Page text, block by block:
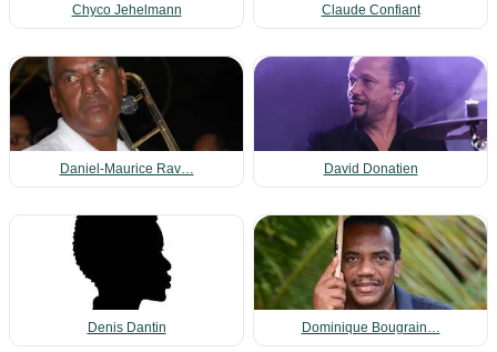
Chyco Jehelmann Claude Confiant
Daniel-Maurice Rav… David Donatien
Denis Dantin Dominique Bougrain…